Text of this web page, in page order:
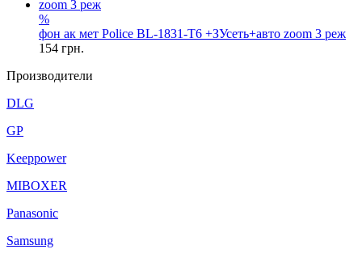
%
фон ак мет Police BL-1831-T6 +ЗУсеть+авто zoom 3 реж
154 грн.
Производители
DLG
GP
Keeppower
MIBOXER
Panasonic
Samsung